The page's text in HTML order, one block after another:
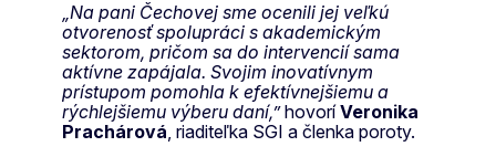
„Na pani Čechovej sme ocenili jej veľkú
otvorenosť spolupráci s akademickým
sektorom, pričom sa do intervencií sama
aktívne zapájala. Svojim inovatívnym
prístupom pomohla k efektívnejšiemu a
rýchlejšiemu výberu daní,”hovoríVeronika
Prachárová, riaditeľka SGI a členka poroty.